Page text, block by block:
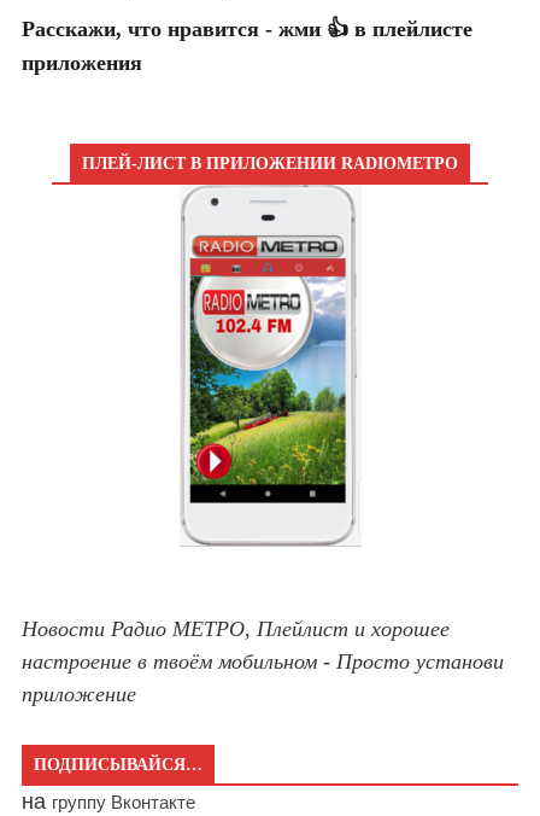
Расскажи, что нравится - жми 👍 в плейлисте
приложения
ПЛЕЙ-ЛИСТ В ПРИЛОЖЕНИИ RADIOМЕТРО
Новости Радио МЕТРО, Плейлист и хорошее
настроение в твоём мобильном - Просто установи
приложение
ПОДПИСЫВАЙСЯ…
на группу Вконтакте